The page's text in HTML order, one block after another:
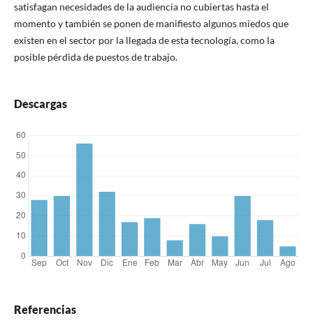
satisfagan necesidades de la audiencia no cubiertas hasta el
momento y también se ponen de manifiesto algunos miedos que
existen en el sector por la llegada de esta tecnología, como la
posible pérdida de puestos de trabajo.
Descargas
Referencias